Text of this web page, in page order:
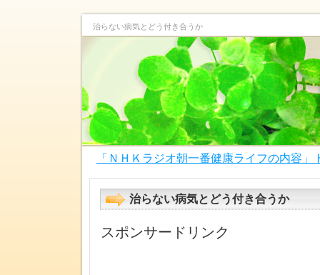
治らない病気とどう付き合うか
「ＮＨＫラジオ朝一番健康ライフの内容」
治らない病気とどう付き合うか
スポンサードリンク